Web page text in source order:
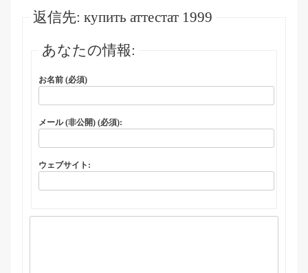
返信先: купить аттестат 1999
あなたの情報:
お名前 (必須)
メール (非公開) (必須):
ウェブサイト: